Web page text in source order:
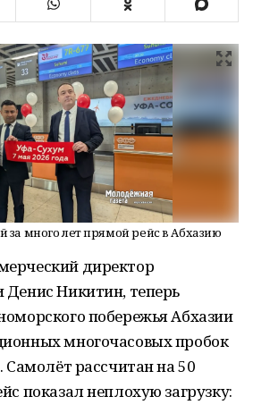
много лет прямой рейс в Абхазию
директор
Денис Никитин, теперь
побережья Абхазии
многочасовых пробок
Самолёт рассчитан на 50
показал неплохую загрузку: